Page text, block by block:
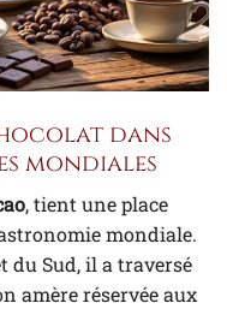
dans
mondiales
, tient une place
mondiale.
du Sud, il a traversé
amère réservée aux